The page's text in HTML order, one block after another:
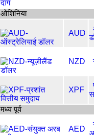
ओशिनिया
AUD
NZD
XPF
मध्य पूर्व
AED